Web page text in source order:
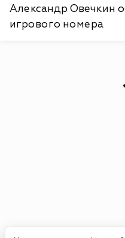
Александр Овечкин
игрового номера